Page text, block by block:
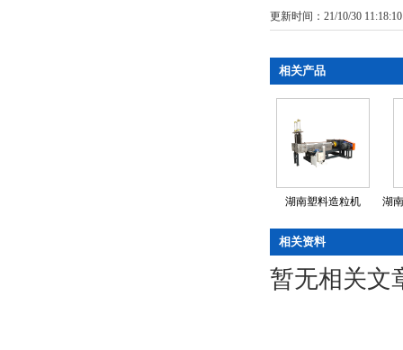
更新时间：21/10/30
相关产品
湖南塑料造粒机 湖
相关资料
暂无相关文